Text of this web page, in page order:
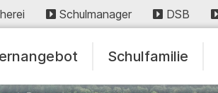
Schulmanager DSB
Schulfamilie